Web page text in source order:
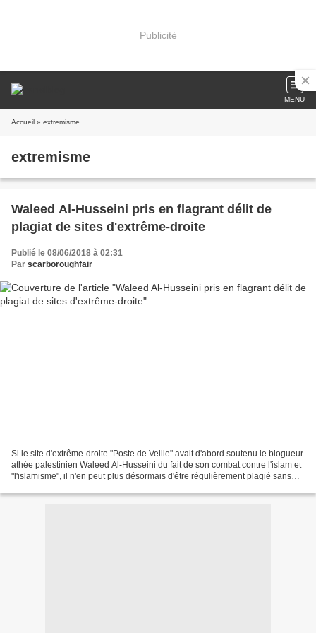
Publicité
MENU
Accueil » extremisme
extremisme
Waleed Al-Husseini pris en flagrant délit de
plagiat de sites d'extrême-droite
Publié le 08/06/2018 à 02:31
Par scarboroughfair
Si le site d'extrême-droite "Poste de Veille" avait d'abord soutenu le blogueur
athée palestinien Waleed Al-Husseini du fait de son combat contre l'islam et
"l'islamisme", il n'en peut plus désormais d'être régulièrement plagié sans